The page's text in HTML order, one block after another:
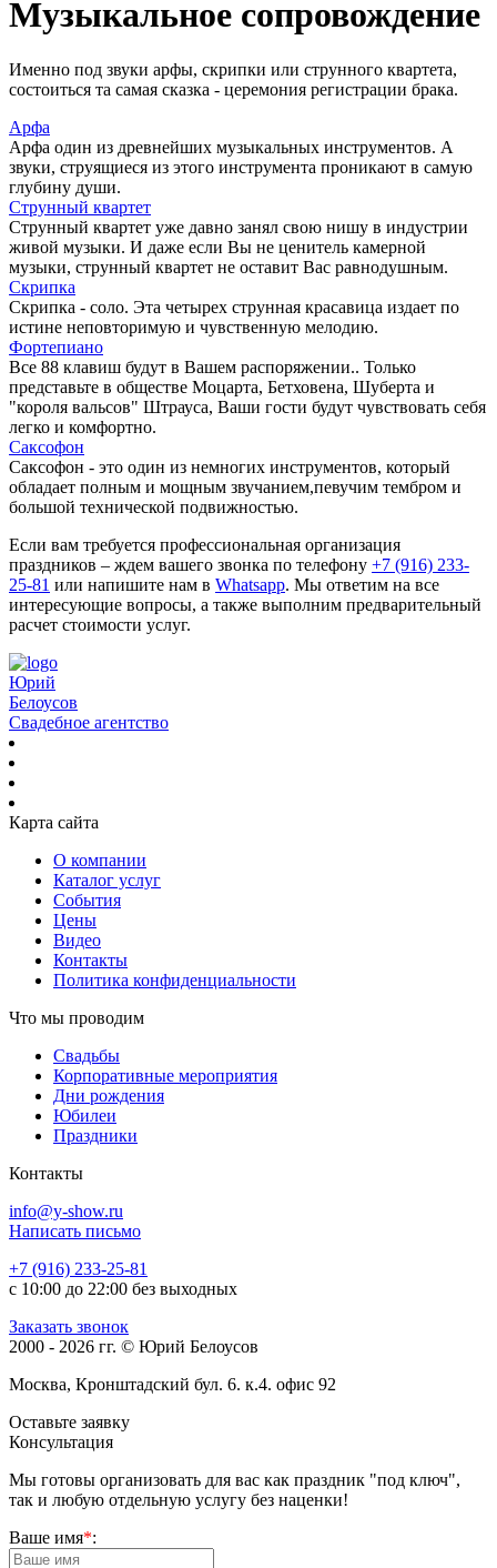
Музыкальное сопровождение
Именно под звуки арфы, скрипки или струнного квартета,
состоиться та самая сказка - церемония регистрации брака.
Арфа
Арфа один из древнейших музыкальных инструментов. А
звуки, струящиеся из этого инструмента проникают в самую
глубину души.
Струнный квартет
Струнный квартет уже давно занял свою нишу в индустрии
живой музыки. И даже если Вы не ценитель камерной
музыки, струнный квартет не оставит Вас равнодушным.
Скрипка
Скрипка - соло. Эта четырех струнная красавица издает по
истине неповторимую и чувственную мелодию.
Фортепиано
Все 88 клавиш будут в Вашем распоряжении.. Только
представьте в обществе Моцарта, Бетховена, Шуберта и
"короля вальсов" Штрауса, Ваши гости будут чувствовать себя
легко и комфортно.
Саксофон
Саксофон - это один из немногих инструментов, который
обладает полным и мощным звучанием,певучим тембром и
большой технической подвижностью.
Если вам требуется профессиональная организация
праздников – ждем вашего звонка по телефону +7 (916) 233-
25-81 или напишите нам в Whatsapp. Мы ответим на все
интересующие вопросы, а также выполним предварительный
расчет стоимости услуг.
Юрий
Белоусов
Свадебное агентство
Карта сайта
О компании
Каталог услуг
События
Цены
Видео
Контакты
Политика конфиденциальности
Что мы проводим
Свадьбы
Корпоративные мероприятия
Дни рождения
Юбилеи
Праздники
Контакты
info@y-show.ru
Написать письмо
+7 (916) 233-25-81
с 10:00 до 22:00 без выходных
Заказать звонок
2000 - 2026 гг. © Юрий Белоусов
Москва, Кронштадский бул. 6. к.4. офис 92
Оставьте заявку
Консультация
Мы готовы организовать для вас как праздник "под ключ",
так и любую отдельную услугу без наценки!
Ваше имя*: